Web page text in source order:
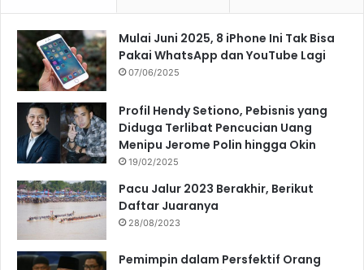
Mulai Juni 2025, 8 iPhone Ini Tak Bisa
Pakai WhatsApp dan YouTube Lagi
07/06/2025
Profil Hendy Setiono, Pebisnis yang
Diduga Terlibat Pencucian Uang
Menipu Jerome Polin hingga Okin
19/02/2025
Pacu Jalur 2023 Berakhir, Berikut
Daftar Juaranya
28/08/2023
Pemimpin dalam Persfektif Orang